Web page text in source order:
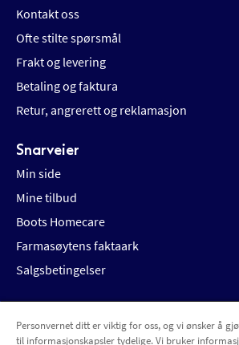
Kontakt oss
Ofte stilte spørsmål
Frakt og levering
Betaling og faktura
Retur, angrerett og reklamasjon
Snarveier
Min side
Mine tilbud
Boots Homecare
Farmasøytens faktaark
Salgsbetingelser
Betalingsalternativer
Personvernet ditt er viktig for oss, og vi ønsker å
til informasjonskapsler tydelige. Vi bruker